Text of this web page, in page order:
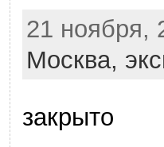
21 ноября,
Москва,
закрыто